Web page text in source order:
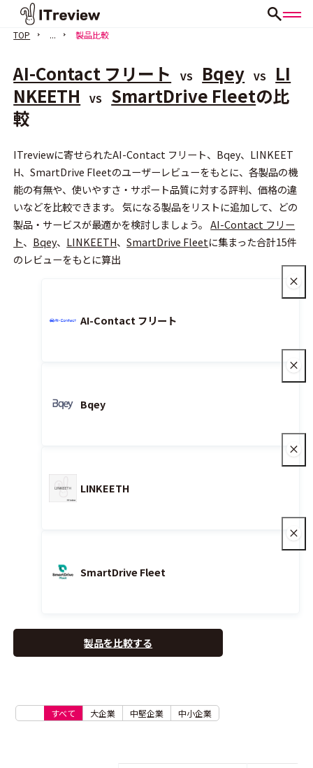
TOP ... 製品比較
AI-Contact フリート VS Bqey VS
LI
NKEETH
VS SmartDrive Fleetの比
較
ITreviewに寄せられたAI-Contact フリート、Bqey、LINKEET
H、SmartDrive Fleetのユーザーレビューをもとに、各製品の機
能の有無や、使いやすさ・サポート品質に対する評判、価格の違
いなどを比較できます。 気になる製品をリストに追加して、どの
製品・サービスが最適かを検討しましょう。AI-Contact フリー
ト、 Bqey、 LINKEETH、SmartDrive Fleetに集まった合計15件
のレビューをもとに算出
AI-Contact フリート
Bqey
LINKEETH
SmartDrive Fleet
製品を比較する
すべて 大企業 中堅企業 中小企業